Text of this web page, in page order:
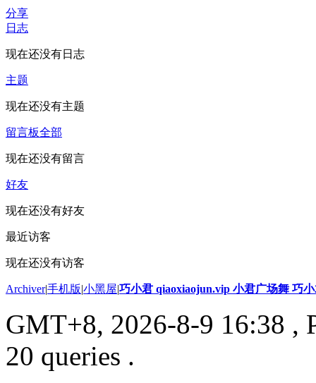
分享
日志
现在还没有日志
主题
现在还没有主题
留言板全部
现在还没有留言
好友
现在还没有好友
最近访客
现在还没有访客
Archiver|手机版|小黑屋|巧小君 qiaoxiaojun.vip 小君广场舞 巧
GMT+8, 2026-8-9 16:38 ,
20 queries .